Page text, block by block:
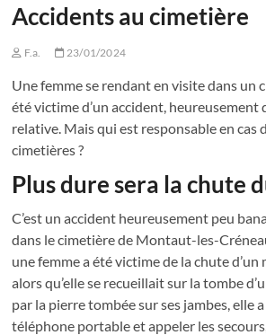
Accidents au cimetière
F.a. 23/01/2024
Une femme se rendant en visite dans un
été victime d’un accident, heureusement
relative. Mais qui est responsable en cas
cimetières ?
Plus dure sera la chute
C’est un accident heureusement peu
dans le cimetière de Montaut-les-
une femme a été victime de la chute
alors qu’elle se recueillait sur la tombe
par la pierre tombée sur ses jambes, elle
téléphone portable et appeler les